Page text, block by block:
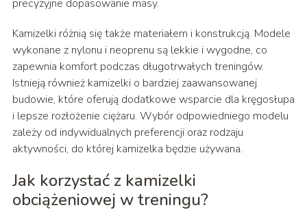
precyzyjne dopasowanie masy.
Kamizelki różnią się także materiałem i konstrukcją. Modele
wykonane z nylonu i neoprenu są lekkie i wygodne, co
zapewnia komfort podczas długotrwałych treningów.
Istnieją również kamizelki o bardziej zaawansowanej
budowie, które oferują dodatkowe wsparcie dla kręgosłupa
i lepsze rozłożenie ciężaru. Wybór odpowiedniego modelu
zależy od indywidualnych preferencji oraz rodzaju
aktywności, do której kamizelka będzie używana.
Jak korzystać z kamizelki
obciążeniowej w treningu?